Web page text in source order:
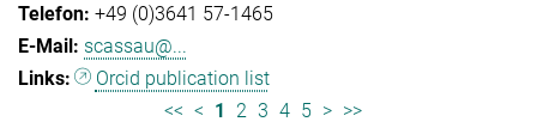
+49 (0)3641 57-1465
scassau@...
Orcid publication list
<< < 1 2 3 4 5 > >>